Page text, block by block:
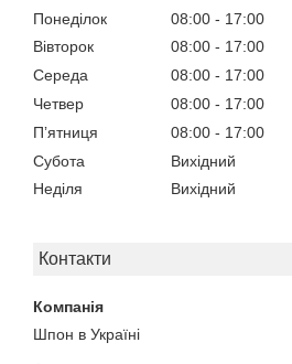
Понеділок 08:00
17:00
Вівторок
08:00
17:00
Середа
08:00
17:00
Четвер
08:00
17:00
Пʼятниця
08:00
17:00
Субота
Вихідний
Неділя
Вихідний
Контакти
Шпон в Україні